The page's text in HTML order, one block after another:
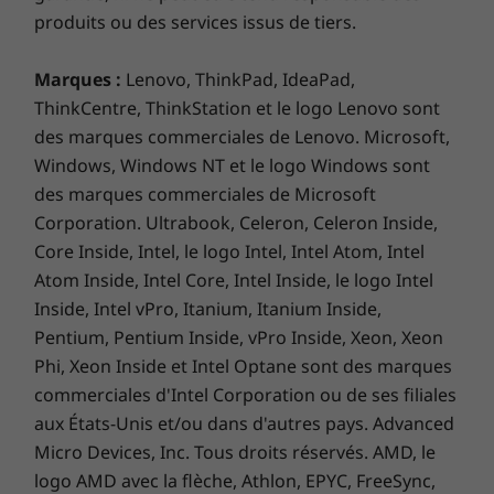
Restez concentré sur votre portable
Avec Intel® Unison™, vous pouvez placer votre
ordinateur portable au centre de vos activités.
Connectez votre téléphone (Android ou iOS) à
matériel)
* Consultezwww.epeat.netpour connaître le statut de certification par pays.
AUTRES INFORMATIONS
Sécurité
Lecteur d’empreintes digitales intégré au bouton de
mise sous tension
Cache de confidentialité intégré à la webcam
Module fTPM 2.0 (firmware Trusted Platform Module)
Connexion sans contact avec Microsoft Windows Hello
(nécessite une caméra infrarouge en option)
Kensington Nano Security Slot™
Autoréparation du BIOS
En option : Intel vPro
Essentials
produits ou des services issus de tiers.
Marques : Lenovo, ThinkPad, IdeaPad,
ThinkCentre, ThinkStation et le logo Lenovo sont
des marques commerciales de Lenovo. Microsoft,
Windows, Windows NT et le logo Windows sont
des marques commerciales de Microsoft
Corporation. Ultrabook, Celeron, Celeron Inside,
Core Inside, Intel, le logo Intel, Intel Atom, Intel
Atom Inside, Intel Core, Intel Inside, le logo Intel
Inside, Intel vPro, Itanium, Itanium Inside,
Pentium, Pentium Inside, vPro Inside, Xeon, Xeon
Phi, Xeon Inside et Intel Optane sont des marques
commerciales d'Intel Corporation ou de ses filiales
aux États-Unis et/ou dans d'autres pays. Advanced
Micro Devices, Inc. Tous droits réservés. AMD, le
logo AMD avec la flèche, Athlon, EPYC, FreeSync,